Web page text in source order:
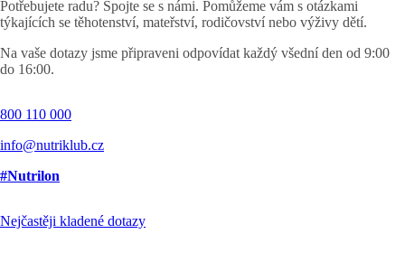
Potřebujete radu? Spojte se s námi. Pomůžeme vám s otázkami
týkajících se těhotenství, mateřství, rodičovství nebo výživy dětí.
Na vaše dotazy jsme připraveni odpovídat každý všední den od 9:00
do 16:00.
800 110 000
info@nutriklub.cz
#Nutrilon
Nejčastěji kladené dotazy